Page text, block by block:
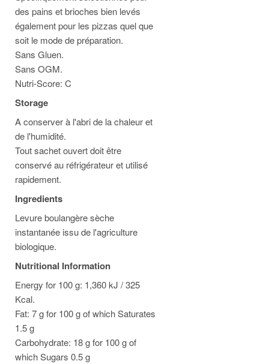
des pains et brioches bien levés
également pour les pizzas quel que
soit le mode de préparation.
Sans Gluen.
Sans OGM.
Nutri-Score: C
Storage
A conserver à l'abri de la chaleur et
de l'humidité.
Tout sachet ouvert doit être
conservé au réfrigérateur et utilisé
rapidement.
Ingredients
Levure boulangère sèche
instantanée issu de l'agriculture
biologique.
Nutritional Information
Energy for 100 g: 1,360 kJ / 325
Kcal.
Fat: 7 g for 100 g of which Saturates
1.5 g
Carbohydrate: 18 g for 100 g of
which Sugars 0.5 g